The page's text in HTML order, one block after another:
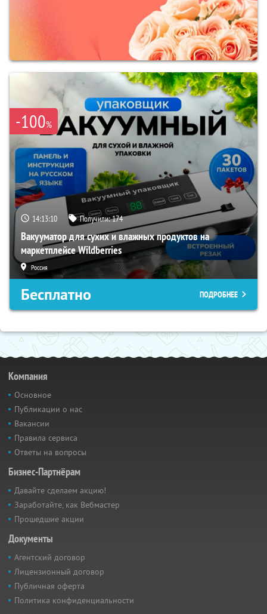
-100%
14:13:09 Получили:174
Вакууматор для сухих и влажных продуктов на
маркетплейсе Wildberries
Россия
Бесплатно ПОДРОБНЕЕ
Компания
Основное
Публикации о нас
Вакансии
Правила сервиса
Ответы на вопросы
Бизнес-Партнёрам
Давайте сделаем акцию!
Заработайте, как Вебмастер
Прошедшие акции
Документы
Агентский договор
Лицензионный договор
Публичная оферта
Политика конфиденциальности